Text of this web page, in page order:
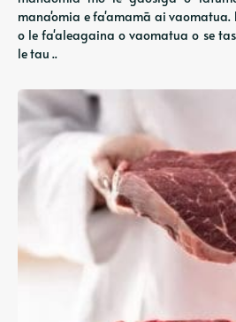
mana'omia e fa'amamā ai vaomatua.
o le fa'aleagaina o vaomatua o se
le tau ..